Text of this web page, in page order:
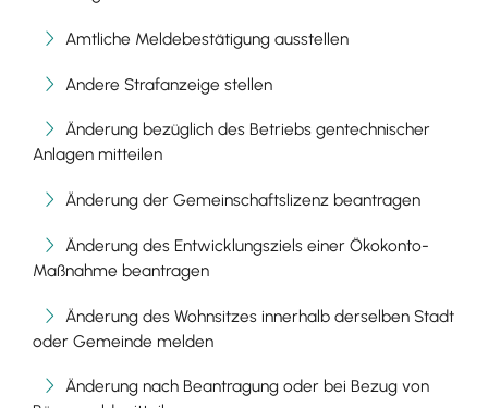
Amtliche Meldebestätigung ausstellen
Andere Strafanzeige stellen
Änderung bezüglich des Betriebs gentechnischer
Anlagen mitteilen
Änderung der Gemeinschaftslizenz beantragen
Änderung des Entwicklungsziels einer Ökokonto-
Maßnahme beantragen
Änderung des Wohnsitzes innerhalb derselben Stadt
oder Gemeinde melden
Änderung nach Beantragung oder bei Bezug von